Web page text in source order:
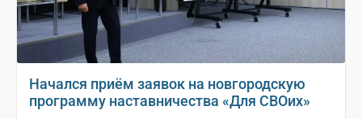
Начался приём заявок на новгородскую
программу наставничества «Для СВОих»